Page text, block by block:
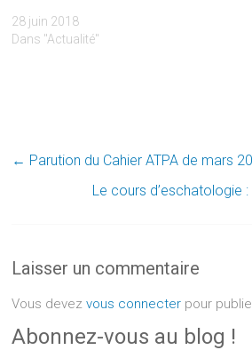
28 juin 2018
Dans "Actualité"
← Parution du Cahier ATPA de mars
Le cours d’eschatologie
Laisser un commentaire
Vous devezvous connecter pour
Abonnez-vous au blog !